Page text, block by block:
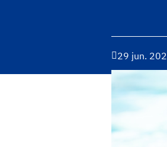
29 jun.